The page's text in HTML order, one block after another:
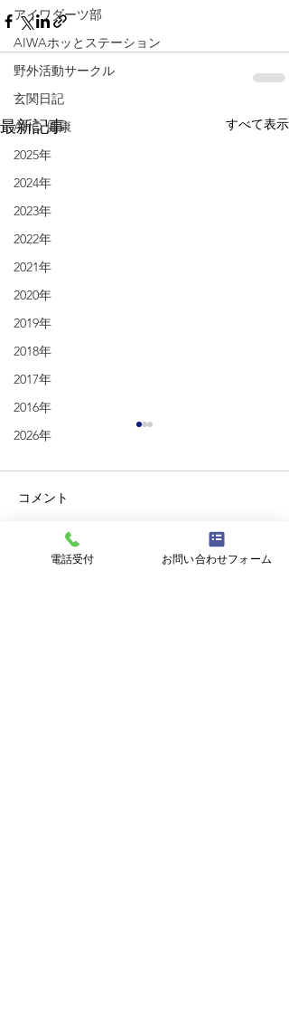
アイワダーツ部
AIWAホッとステーション
野外活動サークル
玄関日記
AHO 健康
2025年
2024年
2023年
2022年
2021年
2020年
2019年
2018年
2017年
2016年
2026年
最新記事 すべて表示
柊イワシ
コメント
コメントを追加…
電話受付 お問い合わせフォーム